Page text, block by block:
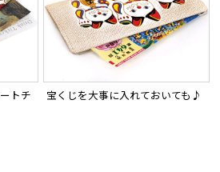
トチ
宝くじを大事に入れておいても♪